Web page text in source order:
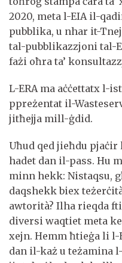
2020, meta l-EIA il-
pubblika, u nhar it-
tal-pubblikazzjoni tal-
fażi oħra ta’
L-ERA ma aċċettatx l-
ppreżentat il-
jitħejja mill-ġdid.
Uħud qed jieħdu
hadet dan il-pass. Hu
minn hekk: Nistaqsu,
daqshekk biex
awtorità? Ilha rieqda
diversi waqtiet meta
xejn. Hemm ħtieġa li
dan il-każ u teżamina